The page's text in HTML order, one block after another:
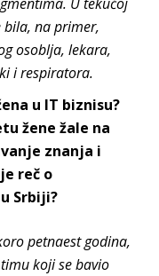
na primer,
osoblja, lekara,
i respiratora.
u IT biznisu?
žene žale na
znanja i
reč o
Srbiji?
petnaest godina,
koji se bavio